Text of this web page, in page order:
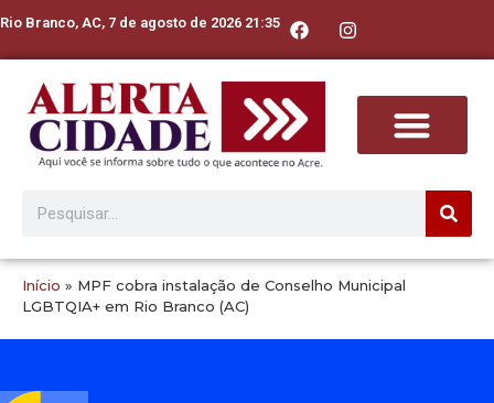
Rio Branco, AC, 7 de agosto de 2026 21:35
Início » MPF cobra instalação de Conselho Municipal
LGBTQIA+ em Rio Branco (AC)